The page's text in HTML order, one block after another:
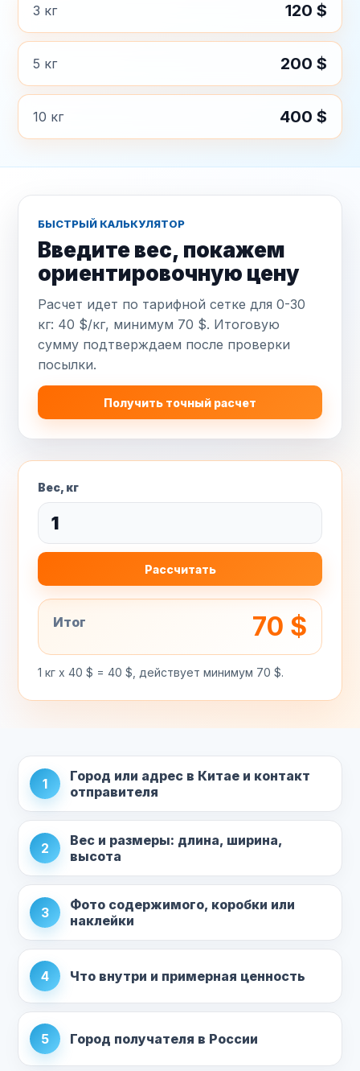
3 кг 120 $
5 кг 200 $
10 кг 400 $
БЫСТРЫЙ КАЛЬКУЛЯТОР
Введите вес, покажем
ориентировочную цену
Расчет идет по тарифной сетке для 0-30
кг: 40 $/кг, минимум 70 $. Итоговую
сумму подтверждаем после проверки
посылки.
Получить точный расчет
Вес, кг
Рассчитать
Итог 70 $
1 кг x 40 $ = 40 $, действует минимум 70 $.
1
Город или адрес в Китае и контакт
отправителя
2
Вес и размеры: длина, ширина,
высота
3
Фото содержимого, коробки или
наклейки
4 Что внутри и примерная ценность
5 Город получателя в России